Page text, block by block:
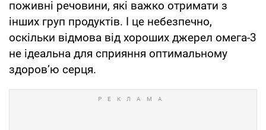
поживні речовини, які важко отримати з
інших груп продуктів. І це небезпечно,
оскільки відмова від хороших джерел омега-3
не ідеальна для сприяння оптимальному
здоров’ю серця.